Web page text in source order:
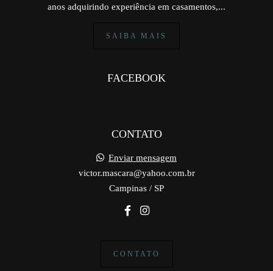
anos adquirindo experiência em casamentos,...
SAIBA MAIS
FACEBOOK
CONTATO
Enviar mensagem
victor.mascara@yahoo.com.br
Campinas / SP
CONTATO